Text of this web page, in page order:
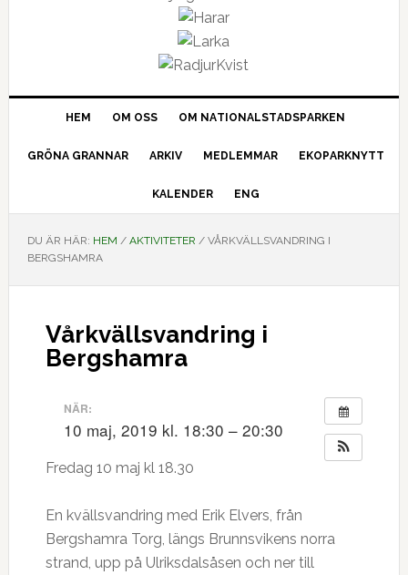
HEM OM OSS OM NATIONALSTADSPARKEN
GRÖNA GRANNAR ARKIV MEDLEMMAR EKOPARKNYTT
KALENDER ENG
DU ÄR HÄR: HEM / AKTIVITETER /VÅRKVÄLLSVANDRING I
BERGSHAMRA
Vårkvällsvandring i
Bergshamra
NÄR:
10 maj, 2019 kl. 18:30 – 20:30
Fredag 10 maj kl 18.30
En kvällsvandring med Erik Elvers, från
Bergshamra Torg, längs Brunnsvikens norra
strand, upp på Ulriksdalsåsen och ner till